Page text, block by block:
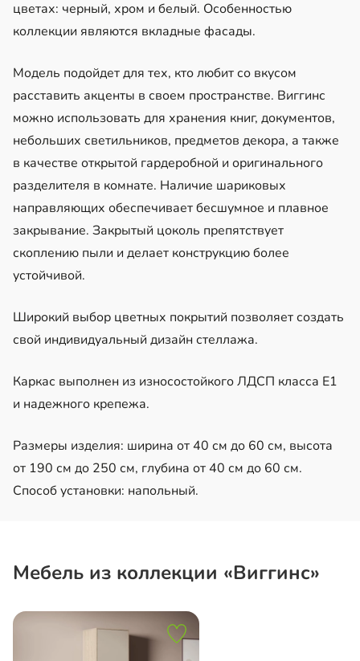
цветах: черный, хром и белый. Особенностью
коллекции являются вкладные фасады.
Модель подойдет для тех, кто любит со вкусом
расставить акценты в своем пространстве. Виггинс
можно использовать для хранения книг, документов,
небольших светильников, предметов декора, а также
в качестве открытой гардеробной и оригинального
разделителя в комнате. Наличие шариковых
направляющих обеспечивает бесшумное и плавное
закрывание. Закрытый цоколь препятствует
скоплению пыли и делает конструкцию более
устойчивой.
Широкий выбор цветных покрытий позволяет создать
свой индивидуальный дизайн стеллажа.
Каркас выполнен из износостойкого ЛДСП класса Е1
и надежного крепежа.
Размеры изделия: ширина от 40 см до 60 см, высота
от 190 см до 250 см, глубина от 40 см до 60 см.
Способ установки: напольный.
Мебель из коллекции «Виггинс»